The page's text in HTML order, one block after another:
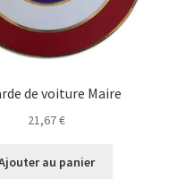
de voiture Maire
21,67€
au panier